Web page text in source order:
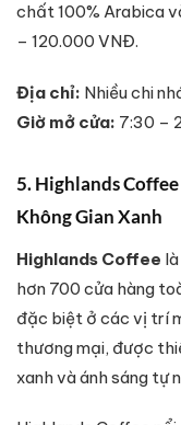
chất 100% Arabica
– 120.000 VNĐ.
Địa chỉ: Nhiều chi
Giờ mở cửa: 7:30 –
5. Highlands
Không Gian Xanh
Highlands Coffee
hơn 700 cửa hàng
đặc biệt ở các vị trí
thương mại, được
xanh và ánh sáng tự